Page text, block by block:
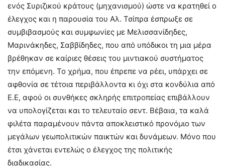
ενός Συριζικού κράτους (μηχανισμού) ώστε να κρατηθεί ο
έλεγχος και η παρουσία του Αλ. Τσίπρα έσπρωξε σε
συμβιβασμούς και συμφωνίες με Μελισσανίδηδες,
Μαρινάκηδες, Σαββίδηδες, που από υπόδικοι τη μια μέρα
βρέθηκαν σε καίριες θέσεις του μιντιακού συστήματος
την επόμενη. Το χρήμα, που έπρεπε να ρέει, υπάρχει σε
αφθονία σε τέτοια περιβάλλοντα κι όχι στα κονδύλια από
Ε.Ε, αφού οι συνθήκες σκληρής επιτροπείας επιβάλλουν
να υπολογίζεται και το τελευταίο σεντ. Βέβαια, τα καλά
φιλέτα παραμένουν πάντα αποκλειστικό προνόμιο των
μεγάλων γεωπολιτικών παικτών και δυνάμεων. Μόνο που
έτσι χάνεται εντελώς ο έλεγχος της πολιτικής
διαδικασίας.